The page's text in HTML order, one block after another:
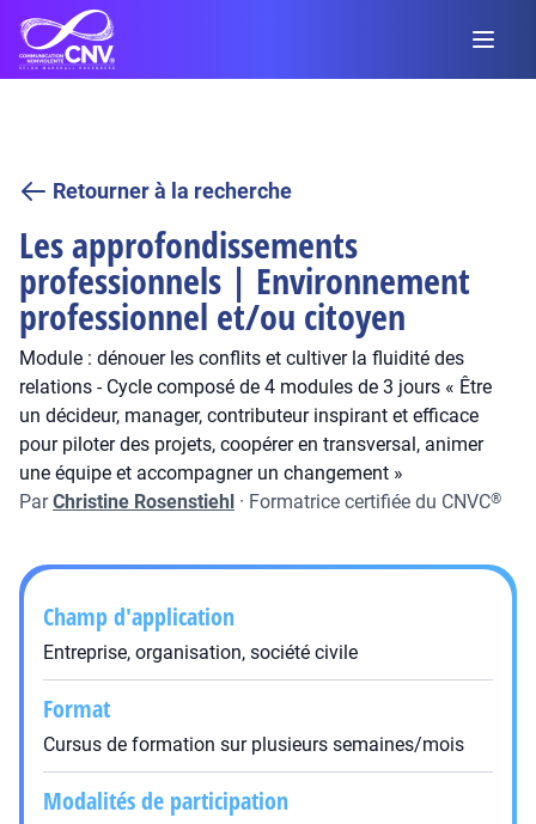
Retourner à la recherche
Les approfondissements
professionnels | Environnement
professionnel et/ou citoyen
Module : dénouer les conflits et cultiver la fluidité des
relations - Cycle composé de 4 modules de 3 jours « Être
un décideur, manager, contributeur inspirant et efficace
pour piloter des projets, coopérer en transversal, animer
une équipe et accompagner un changement »
ParChristine Rosenstiehl · Formatrice certifiée du CNVC®
Champ d'application
Entreprise, organisation, société civile
Format
Cursus de formation sur plusieurs semaines/mois
Modalités de participation